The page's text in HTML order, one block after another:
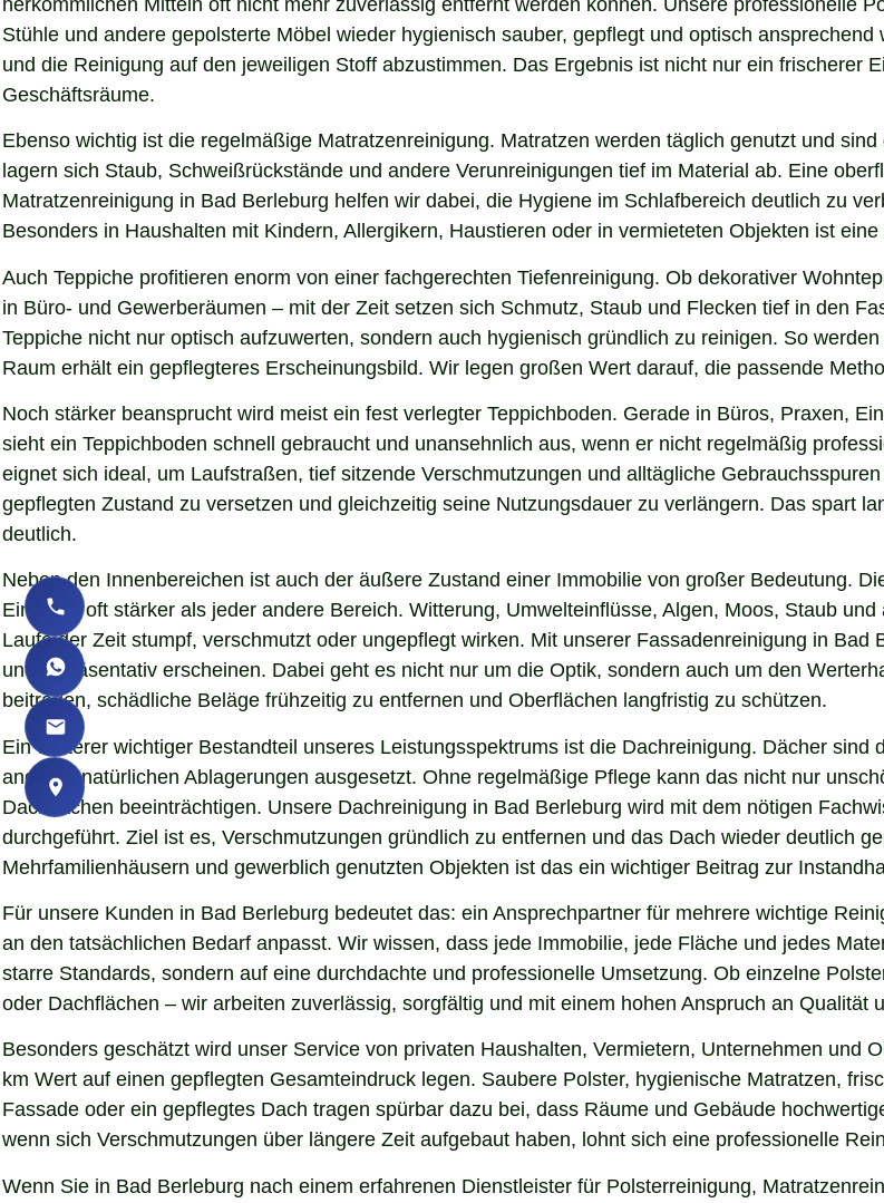
Stühle und andere gepolsterte Möbel wieder hygienisch sauber, gepflegt und optisch
und die Reinigung auf den jeweiligen Stoff abzustimmen. Das Ergebnis ist nicht nur ein frischerer
Geschäftsräume.
Ebenso wichtig ist die regelmäßige Matratzenreinigung. Matratzen werden täglich genutzt und
lagern sich Staub, Schweißrückstände und andere Verunreinigungen tief im Material ab. Eine
Matratzenreinigung in Bad Berleburg helfen wir dabei, die Hygiene im Schlafbereich deutlich zu
Besonders in Haushalten mit Kindern, Allergikern, Haustieren oder in vermieteten Objekten ist
Auch Teppiche profitieren enorm von einer fachgerechten Tiefenreinigung. Ob dekorativer
in Büro- und Gewerberäumen – mit der Zeit setzen sich Schmutz, Staub und Flecken tief in den
Teppiche nicht nur optisch aufzuwerten, sondern auch hygienisch gründlich zu reinigen. So
Raum erhält ein gepflegteres Erscheinungsbild. Wir legen großen Wert darauf, die passende
Noch stärker beansprucht wird meist ein fest verlegter Teppichboden. Gerade in Büros, Praxen,
sieht ein Teppichboden schnell gebraucht und unansehnlich aus, wenn er nicht regelmäßig
eignet sich ideal, um Laufstraßen, tief sitzende Verschmutzungen und alltägliche
gepflegten Zustand zu versetzen und gleichzeitig seine Nutzungsdauer zu verlängern. Das spart
deutlich.
Neben den Innenbereichen ist auch der äußere Zustand einer Immobilie von großer Bedeutung.
Eindruck oft stärker als jeder andere Bereich. Witterung, Umwelteinflüsse, Algen, Moos, Staub
Laufe der Zeit stumpf, verschmutzt oder ungepflegt wirken. Mit unserer Fassadenreinigung in
und repräsentativ erscheinen. Dabei geht es nicht nur um die Optik, sondern auch um den
beitragen, schädliche Beläge frühzeitig zu entfernen und Oberflächen langfristig zu schützen.
Ein weiterer wichtiger Bestandteil unseres Leistungsspektrums ist die Dachreinigung. Dächer
anderen natürlichen Ablagerungen ausgesetzt. Ohne regelmäßige Pflege kann das nicht nur
Dachflächen beeinträchtigen. Unsere Dachreinigung in Bad Berleburg wird mit dem nötigen
durchgeführt. Ziel ist es, Verschmutzungen gründlich zu entfernen und das Dach wieder deutlich
Mehrfamilienhäusern und gewerblich genutzten Objekten ist das ein wichtiger Beitrag zur
Für unsere Kunden in Bad Berleburg bedeutet das: ein Ansprechpartner für mehrere wichtige
an den tatsächlichen Bedarf anpasst. Wir wissen, dass jede Immobilie, jede Fläche und jedes
starre Standards, sondern auf eine durchdachte und professionelle Umsetzung. Ob einzelne
oder Dachflächen – wir arbeiten zuverlässig, sorgfältig und mit einem hohen Anspruch an Qualität
Besonders geschätzt wird unser Service von privaten Haushalten, Vermietern, Unternehmen und
km Wert auf einen gepflegten Gesamteindruck legen. Saubere Polster, hygienische Matratzen,
Fassade oder ein gepflegtes Dach tragen spürbar dazu bei, dass Räume und Gebäude
wenn sich Verschmutzungen über längere Zeit aufgebaut haben, lohnt sich eine professionelle
Wenn Sie in Bad Berleburg nach einem erfahrenen Dienstleister für Polsterreinigung,